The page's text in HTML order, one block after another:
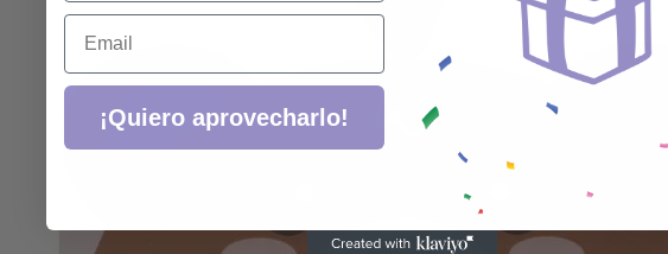
Email
¡Quiero aprovecharlo!